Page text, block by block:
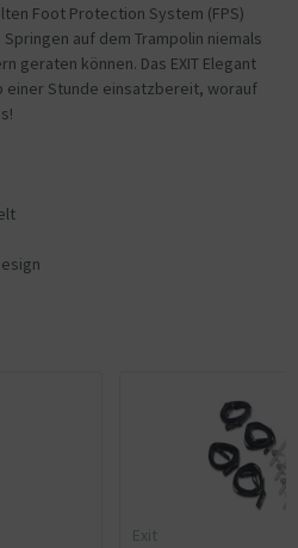
Foot Protection System (FPS)
auf dem Trampolin niemals
geraten können. Das EXIT Elegant
einer Stunde einsatzbereit, worauf
Exit